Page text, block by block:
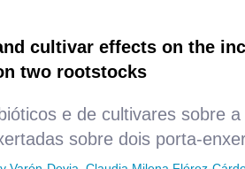
cultivar effects on the
two rootstocks
e de cultivares sobre
sobre dois porta-